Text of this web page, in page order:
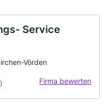
Service
Vörden
Firma bewerten